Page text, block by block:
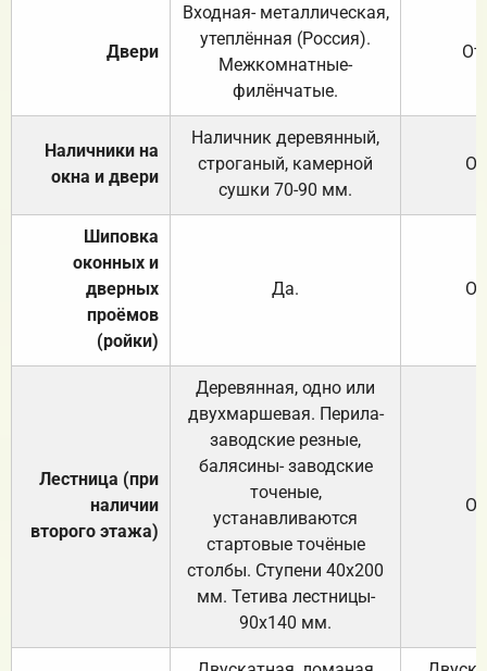
Двери
Входная- металлическая,
утеплённая (Россия).
Межкомнатные-
филёнчатые.
Наличники на
окна и двери
Наличник деревянный,
строганый, камерной
сушки 70-90 мм.
Шиповка
оконных и
дверных
проёмов
(ройки)
Да.
Лестница (при
наличии
второго этажа)
Деревянная, одно или
двухмаршевая. Перила-
заводские резные,
балясины- заводские
точеные,
устанавливаются
стартовые точёные
столбы. Ступени 40х200
мм. Тетива лестницы-
90х140 мм.